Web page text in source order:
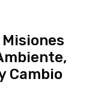
Misiones
Cambio